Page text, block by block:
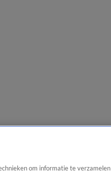
om informatie te verzamelen